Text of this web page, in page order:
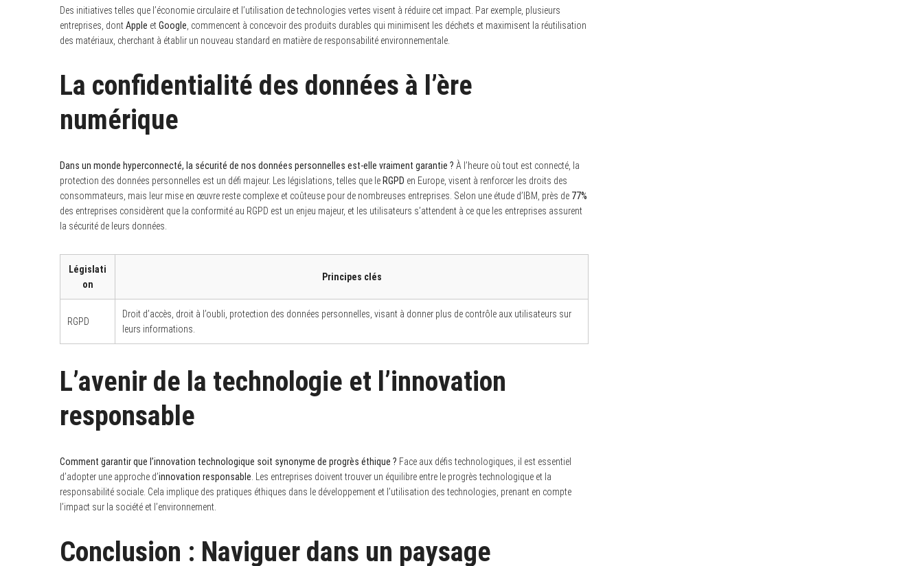
Des initiatives telles que l’économie circulaire et l’utilisation de technologies vertes visent à réduire cet impact. Par exemple, plusieurs
entreprises, dontApple etGoogle , commencent à concevoir des produits durables qui minimisent les déchets et maximisent la réutilisation
des matériaux, cherchant à établir un nouveau standard en matière de responsabilité environnementale.
La confidentialité des données à l’ère
numérique
Dans un monde hyperconnecté, la sécurité de nos données personnelles est-elle vraiment garantie ? À l’heure où tout est connecté, la
protection des données personnelles est un défi majeur. Les législations, telles que le RGPD en Europe, visent à renforcer les droits des
consommateurs, mais leur mise en œuvre reste complexe et coûteuse pour de nombreuses entreprises. Selon une étude d’IBM, près de 77%
des entreprises considèrent que la conformité au RGPD est un enjeu majeur, et les utilisateurs s’attendent à ce que les entreprises assurent
la sécurité de leurs données.
Législati
on
Principes clés
RGPD
Droit d’accès, droit à l’oubli, protection des données personnelles, visant à donner plus de contrôle aux utilisateurs sur
leurs informations.
L’avenir de la technologie et l’innovation
responsable
Comment garantir que l’innovation technologique soit synonyme de progrès éthique ? Face aux défis technologiques, il est essentiel
d’adopter une approche d’innovation responsable . Les entreprises doivent trouver un équilibre entre le progrès technologique et la
responsabilité sociale. Cela implique des pratiques éthiques dans le développement et l’utilisation des technologies, prenant en compte
l’impact sur la société et l’environnement.
Conclusion : Naviguer dans un paysage